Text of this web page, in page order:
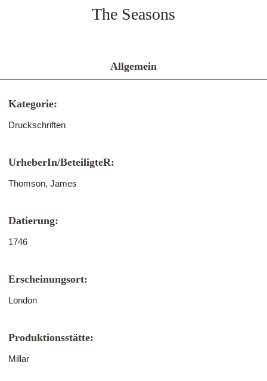
The Seasons
Allgemein
Kategorie:
Druckschriften
UrheberIn/BeteiligteR:
Thomson, James
Datierung:
1746
Erscheinungsort:
London
Produktionsstätte:
Millar